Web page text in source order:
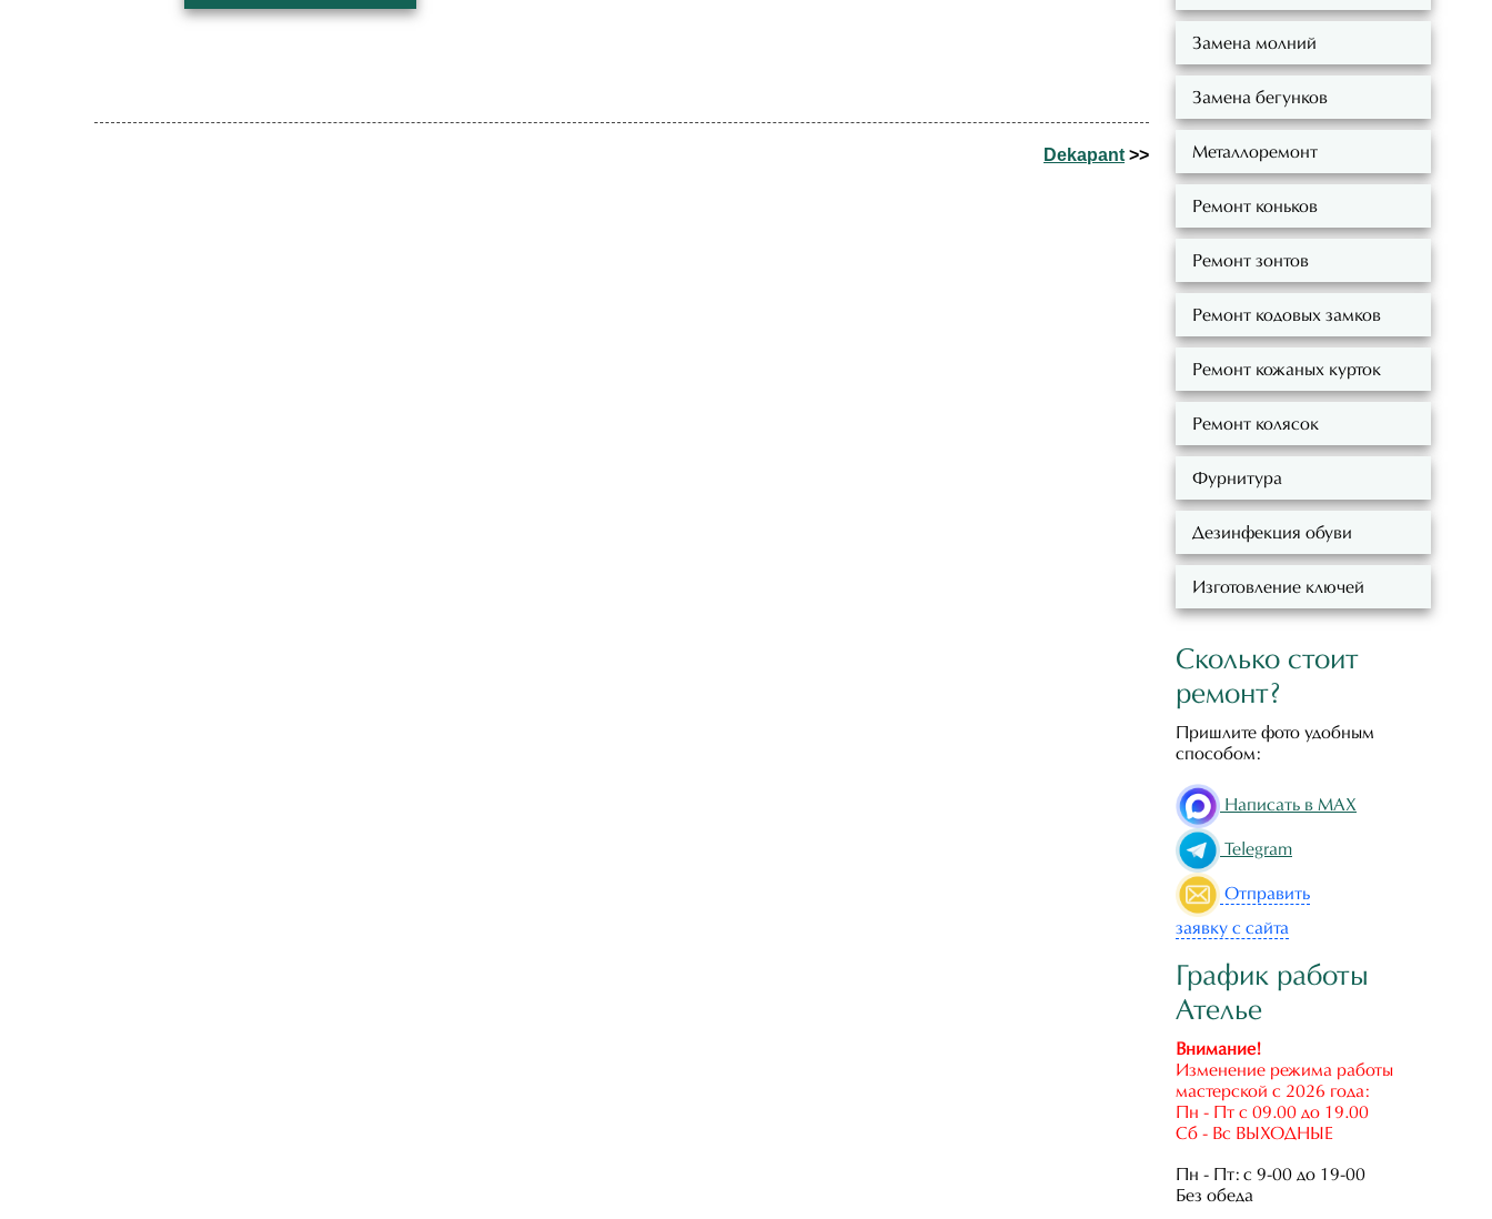
Dekapant >>
Замена молний
Замена бегунков
Металлоремонт
Ремонт коньков
Ремонт зонтов
Ремонт кодовых замков
Ремонт кожаных курток
Ремонт колясок
Фурнитура
Дезинфекция обуви
Изготовление ключей
Сколько стоит
ремонт?
Пришлите фото удобным
способом:
Написать в MAX
Telegram
Отправить
заявку с сайта
График работы
Ателье
Внимание!
Изменение режима работы
мастерской с 2026 года:
Пн - Пт с 09.00 до 19.00
Сб - Вс ВЫХОДНЫЕ
Пн - Пт: с 9-00 до 19-00
Без обеда